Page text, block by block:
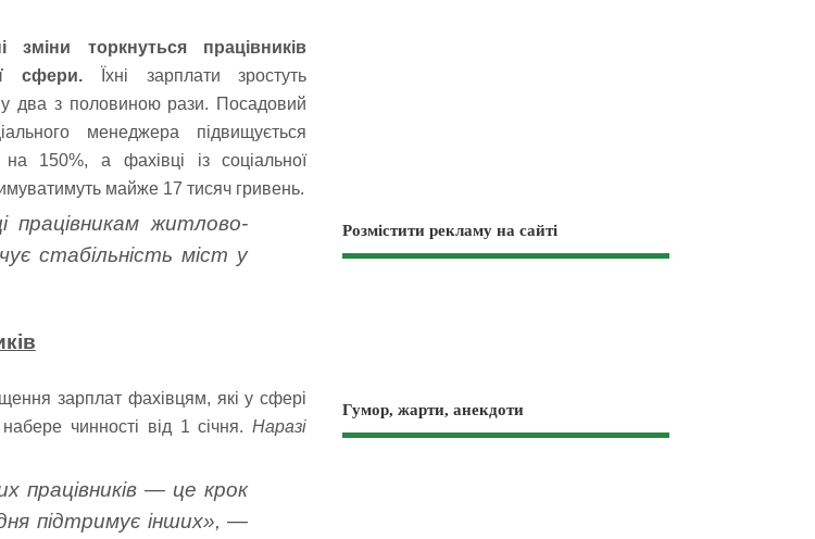
зміни торкнуться працівників
сфери. Їхні зарплати зростуть
два з половиною рази. Посадовий
менеджера підвищується
150%, а фахівці із соціальної
майже 17 тисяч гривень.
працівникам житлово-
стабільність міст у
зарплат фахівцям, які у сфері
чинності від 1 січня.Наразі
працівників — це крок
підтримує інших», —
Розмістити рекламу на сайті
Гумор, жарти, анекдоти